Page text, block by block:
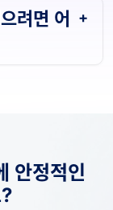
려면 어
정적인